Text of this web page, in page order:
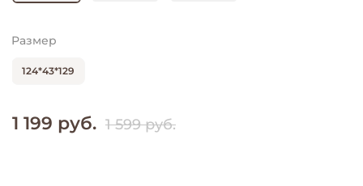
Размер
124*43*129
1 199 руб. 1 599 руб.